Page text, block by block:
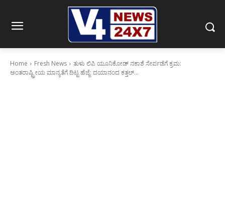
Home Fresh News
ತುಳು ಲಿಪಿ ಯೂನಿಕೋಡ್ ನಕಾಶೆ ಸೇರ್ಪಡೆಗೆ ಕ್ರಮ:
ಅಂತರಾಷ್ಟ್ರೀಯ ಮಾನ್ಯತೆಗೆ ದಿಟ್ಟ ಹೆಜ್ಜೆ: ದಯಾನಂದ ಕತ್ತಲ್‌...